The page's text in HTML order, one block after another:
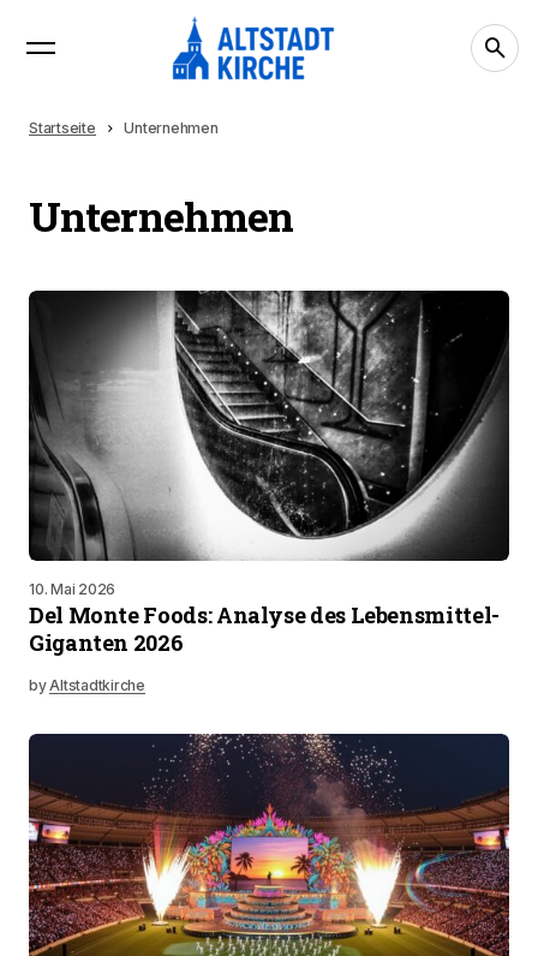
Startseite Unternehmen
Unternehmen
10. Mai 2026
Del Monte Foods: Analyse des Lebensmittel-
Giganten 2026
byAltstadtkirche